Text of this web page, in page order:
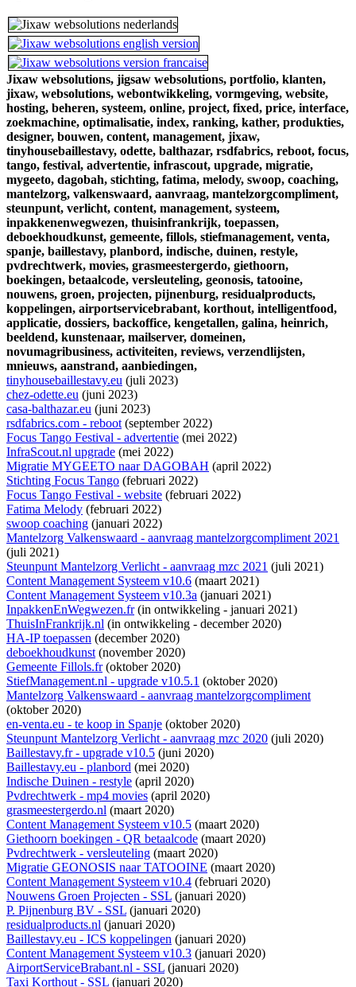
Jixaw websolutions, jigsaw websolutions, portfolio, klanten,
jixaw, websolutions, webontwikkeling, vormgeving, website,
hosting, beheren, systeem, online, project, fixed, price, interface,
zoekmachine, optimalisatie, index, ranking, kather, produkties,
designer, bouwen, content, management, jixaw,
tinyhousebaillestavy, odette, balthazar, rsdfabrics, reboot, focus,
tango, festival, advertentie, infrascout, upgrade, migratie,
mygeeto, dagobah, stichting, fatima, melody, swoop, coaching,
mantelzorg, valkenswaard, aanvraag, mantelzorgcompliment,
steunpunt, verlicht, content, management, systeem,
inpakkenenwegwezen, thuisinfrankrijk, toepassen,
deboekhoudkunst, gemeente, fillols, stiefmanagement, venta,
spanje, baillestavy, planbord, indische, duinen, restyle,
pvdrechtwerk, movies, grasmeestergerdo, giethoorn,
boekingen, betaalcode, versleuteling, geonosis, tatooine,
nouwens, groen, projecten, pijnenburg, residualproducts,
koppelingen, airportservicebrabant, korthout, intelligentfood,
applicatie, dossiers, backoffice, kengetallen, galina, heinrich,
beeldend, kunstenaar, mailserver, domeinen,
novumagribusiness, activiteiten, reviews, verzendlijsten,
mnieuws, aanstrand, aanbiedingen,
tinyhousebaillestavy.eu (juli 2023)
chez-odette.eu (juni 2023)
casa-balthazar.eu (juni 2023)
rsdfabrics.com - reboot(september 2022)
Focus Tango Festival - advertentie (mei 2022)
InfraScout.nl upgrade (mei 2022)
Migratie MYGEETO naar DAGOBAH (april 2022)
Stichting Focus Tango (februari 2022)
Focus Tango Festival - website (februari 2022)
Fatima Melody (februari 2022)
swoop coaching (januari 2022)
Mantelzorg Valkenswaard - aanvraag mantelzorgcompliment 2021
(juli 2021)
Steunpunt Mantelzorg Verlicht - aanvraag mzc 2021 (juli 2021)
Content Management Systeem v10.6 (maart 2021)
Content Management Systeem v10.3a (januari 2021)
InpakkenEnWegwezen.fr(in ontwikkeling - januari 2021)
ThuisInFrankrijk.nl (in ontwikkeling - december 2020)
HA-IP toepassen (december 2020)
deboekhoudkunst(november 2020)
Gemeente Fillols.fr(oktober 2020)
StiefManagement.nl - upgrade v10.5.1 (oktober 2020)
Mantelzorg Valkenswaard - aanvraag mantelzorgcompliment
(oktober 2020)
en-venta.eu - te koop in Spanje (oktober 2020)
Steunpunt Mantelzorg Verlicht - aanvraag mzc 2020 (juli 2020)
Baillestavy.fr - upgrade v10.5 (juni 2020)
Baillestavy.eu - planbord (mei 2020)
Indische Duinen - restyle (april 2020)
Pvdrechtwerk - mp4 movies (april 2020)
grasmeestergerdo.nl (maart 2020)
Content Management Systeem v10.5 (maart 2020)
Giethoorn boekingen - QR betaalcode (maart 2020)
Pvdrechtwerk - versleuteling (maart 2020)
Migratie GEONOSIS naar TATOOINE (maart 2020)
Content Management Systeem v10.4 (februari 2020)
Nouwens Groen Projecten - SSL (januari 2020)
P. Pijnenburg BV - SSL (januari 2020)
residualproducts.nl (januari 2020)
Baillestavy.eu - ICS koppelingen (januari 2020)
Content Management Systeem v10.3 (januari 2020)
AirportServiceBrabant.nl - SSL (januari 2020)
Taxi Korthout - SSL (januari 2020)